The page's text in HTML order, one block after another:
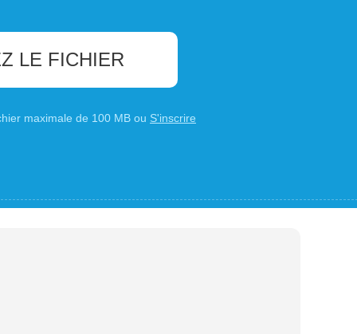
LE FICHIER
maximale de 100 MB ou S'inscrire